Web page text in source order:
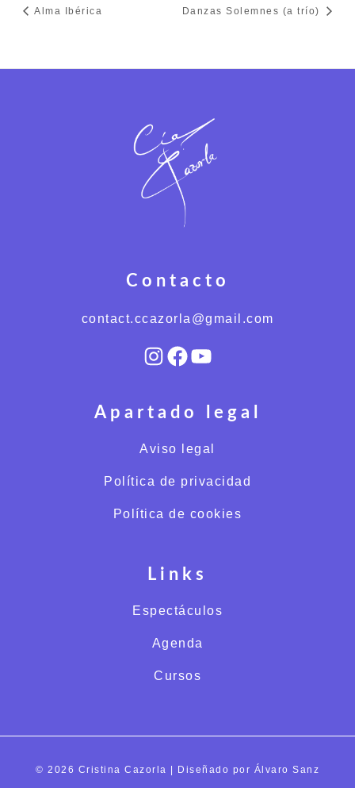
Alma Ibérica Danzas Solemnes (a trío)
Contacto
contact.ccazorla@gmail.com
Instagram
Facebook
YouTube
Apartado legal
Aviso legal
Política de privacidad
Política de cookies
Links
Espectáculos
Agenda
Cursos
© 2026 Cristina Cazorla | Diseñado por Álvaro Sanz